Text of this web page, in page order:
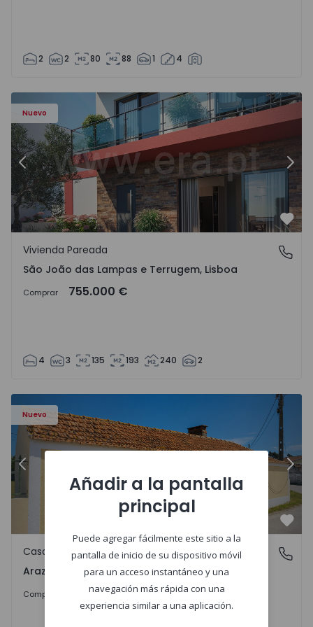
2 2 80 88 1 4
Nuevo
Anterior
São João das Lampas e Terrugem, Lisboa
Vivienda Pareada
São João das Lampas e Terrugem, Lisboa
Comprar 755.000 €
4 3 135 193 240 2
Nuevo
- 27
Casa T1 com Terreno Montemor-o-Velho, Arazede -
Anterior
Arazede, Coimbra
Casa
Arazede, Coimbra
Comprar 120.000 €
Añadir a la pantalla
principal
Puede agregar fácilmente este sitio a la
pantalla de inicio de su dispositivo móvil
para un acceso instantáneo y una
navegación más rápida con una
experiencia similar a una aplicación.